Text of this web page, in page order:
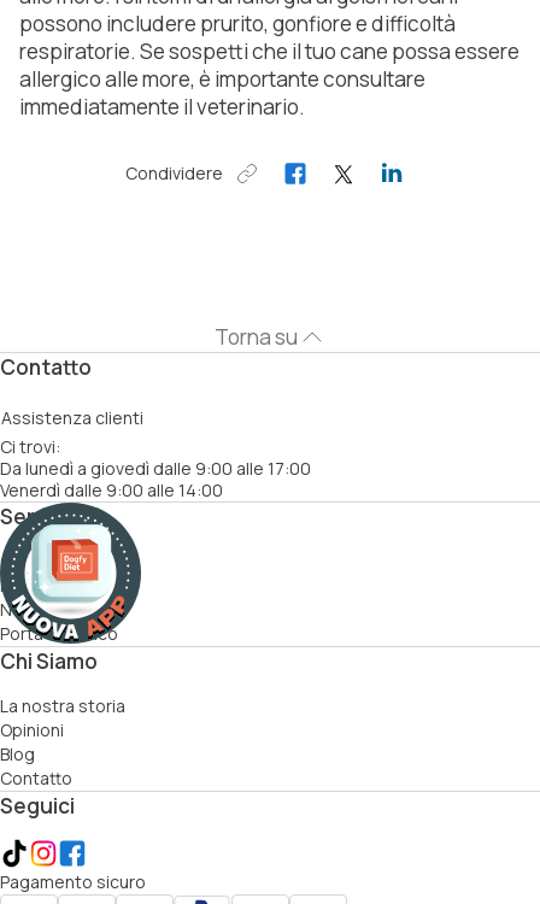
possono includere prurito, gonfiore e difficoltà
respiratorie. Se sospetti che il tuo cane possa essere
allergico alle more, è importante consultare
immediatamente il veterinario.
Condividere
Torna su
Contatto
Assistenza clienti
Ci trovi:
Da lunedì a giovedì dalle 9:00 alle 17:00
Venerdì dalle 9:00 alle 14:00
Servizi
Come funziona
Ricette
Nutrizionisti
Porta un amico
Chi Siamo
La nostra storia
Opinioni
Blog
Contatto
Seguici
Pagamento sicuro